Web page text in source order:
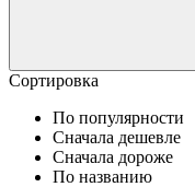
Сортировка
По популярности
Сначала дешевле
Сначала дороже
По названию